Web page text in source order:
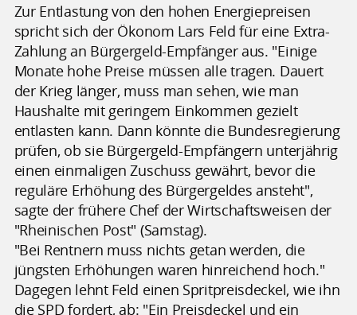
Zur Entlastung von den hohen Energiepreisen
spricht sich der Ökonom Lars Feld für eine Extra-
Zahlung an Bürgergeld-Empfänger aus. "Einige
Monate hohe Preise müssen alle tragen. Dauert
der Krieg länger, muss man sehen, wie man
Haushalte mit geringem Einkommen gezielt
entlasten kann. Dann könnte die Bundesregierung
prüfen, ob sie Bürgergeld-Empfängern unterjährig
einen einmaligen Zuschuss gewährt, bevor die
reguläre Erhöhung des Bürgergeldes ansteht",
sagte der frühere Chef der Wirtschaftsweisen der
"Rheinischen Post" (Samstag).
"Bei Rentnern muss nichts getan werden, die
jüngsten Erhöhungen waren hinreichend hoch."
Dagegen lehnt Feld einen Spritpreisdeckel, wie ihn
die SPD fordert, ab: "Ein Preisdeckel und ein